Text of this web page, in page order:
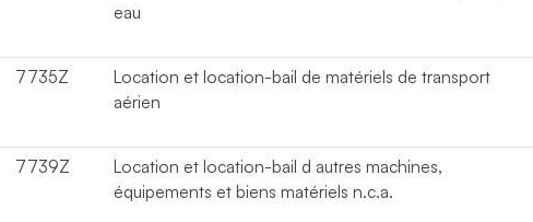
eau
7735Z
Location et location-bail de matériels de transport
aérien
7739Z
Location et location-bail d autres machines,
équipements et biens matériels n.c.a.